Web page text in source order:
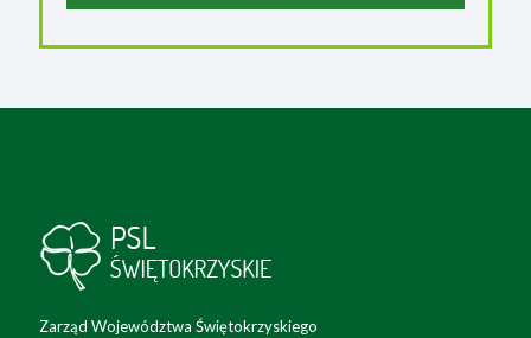
Zarząd Województwa Świętokrzyskiego